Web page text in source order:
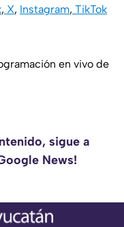
, X, Instagram, TikTok
en vivo de
sigue a
News!